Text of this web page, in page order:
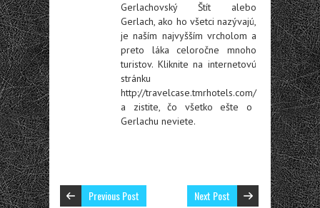
Gerlachovský Štít alebo
Gerlach, ako ho všetci nazývajú,
je naším najvyšším vrcholom a
preto láka celoročne mnoho
turistov. Kliknite na internetovú
stránku
http://travelcase.tmrhotels.com/
a zistite, čo všetko ešte o
Gerlachu neviete.
Previous Post Next Post